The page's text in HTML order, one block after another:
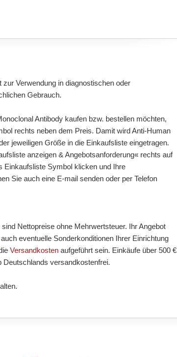
Verwendung in diagnostischen oder
Gebrauch.
Antibody kaufen bzw. bestellen möchten,
rechts neben dem Preis. Damit wird Anti-Human
jeweiligen Größe in die Einkaufsliste eingetragen.
anzeigen & Angebotsanforderung« rechts auf
Einkaufsliste Symbol klicken und Ihre
Sie auch eine E-mail senden oder per Telefon
Nettopreise ohne Mehrwertsteuer. Ihr Angebot
eventuelle Sonderkonditionen Ihrer Einrichtung
Versandkosten aufgeführt sein. Einkäufe über 500 €
Deutschlands versandkostenfrei.